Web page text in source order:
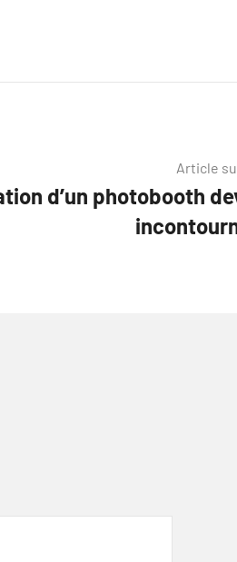
Article
d’un photobooth